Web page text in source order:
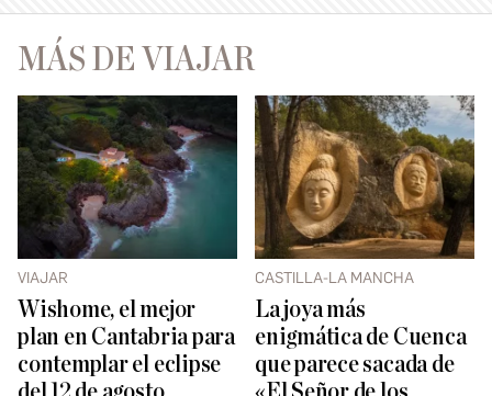
MÁS DE VIAJAR
VIAJAR
Wishome, el mejor
plan en Cantabria para
contemplar el eclipse
CASTILLA-LA MANCHA
La joya más
enigmática de Cuenca
que parece sacada de